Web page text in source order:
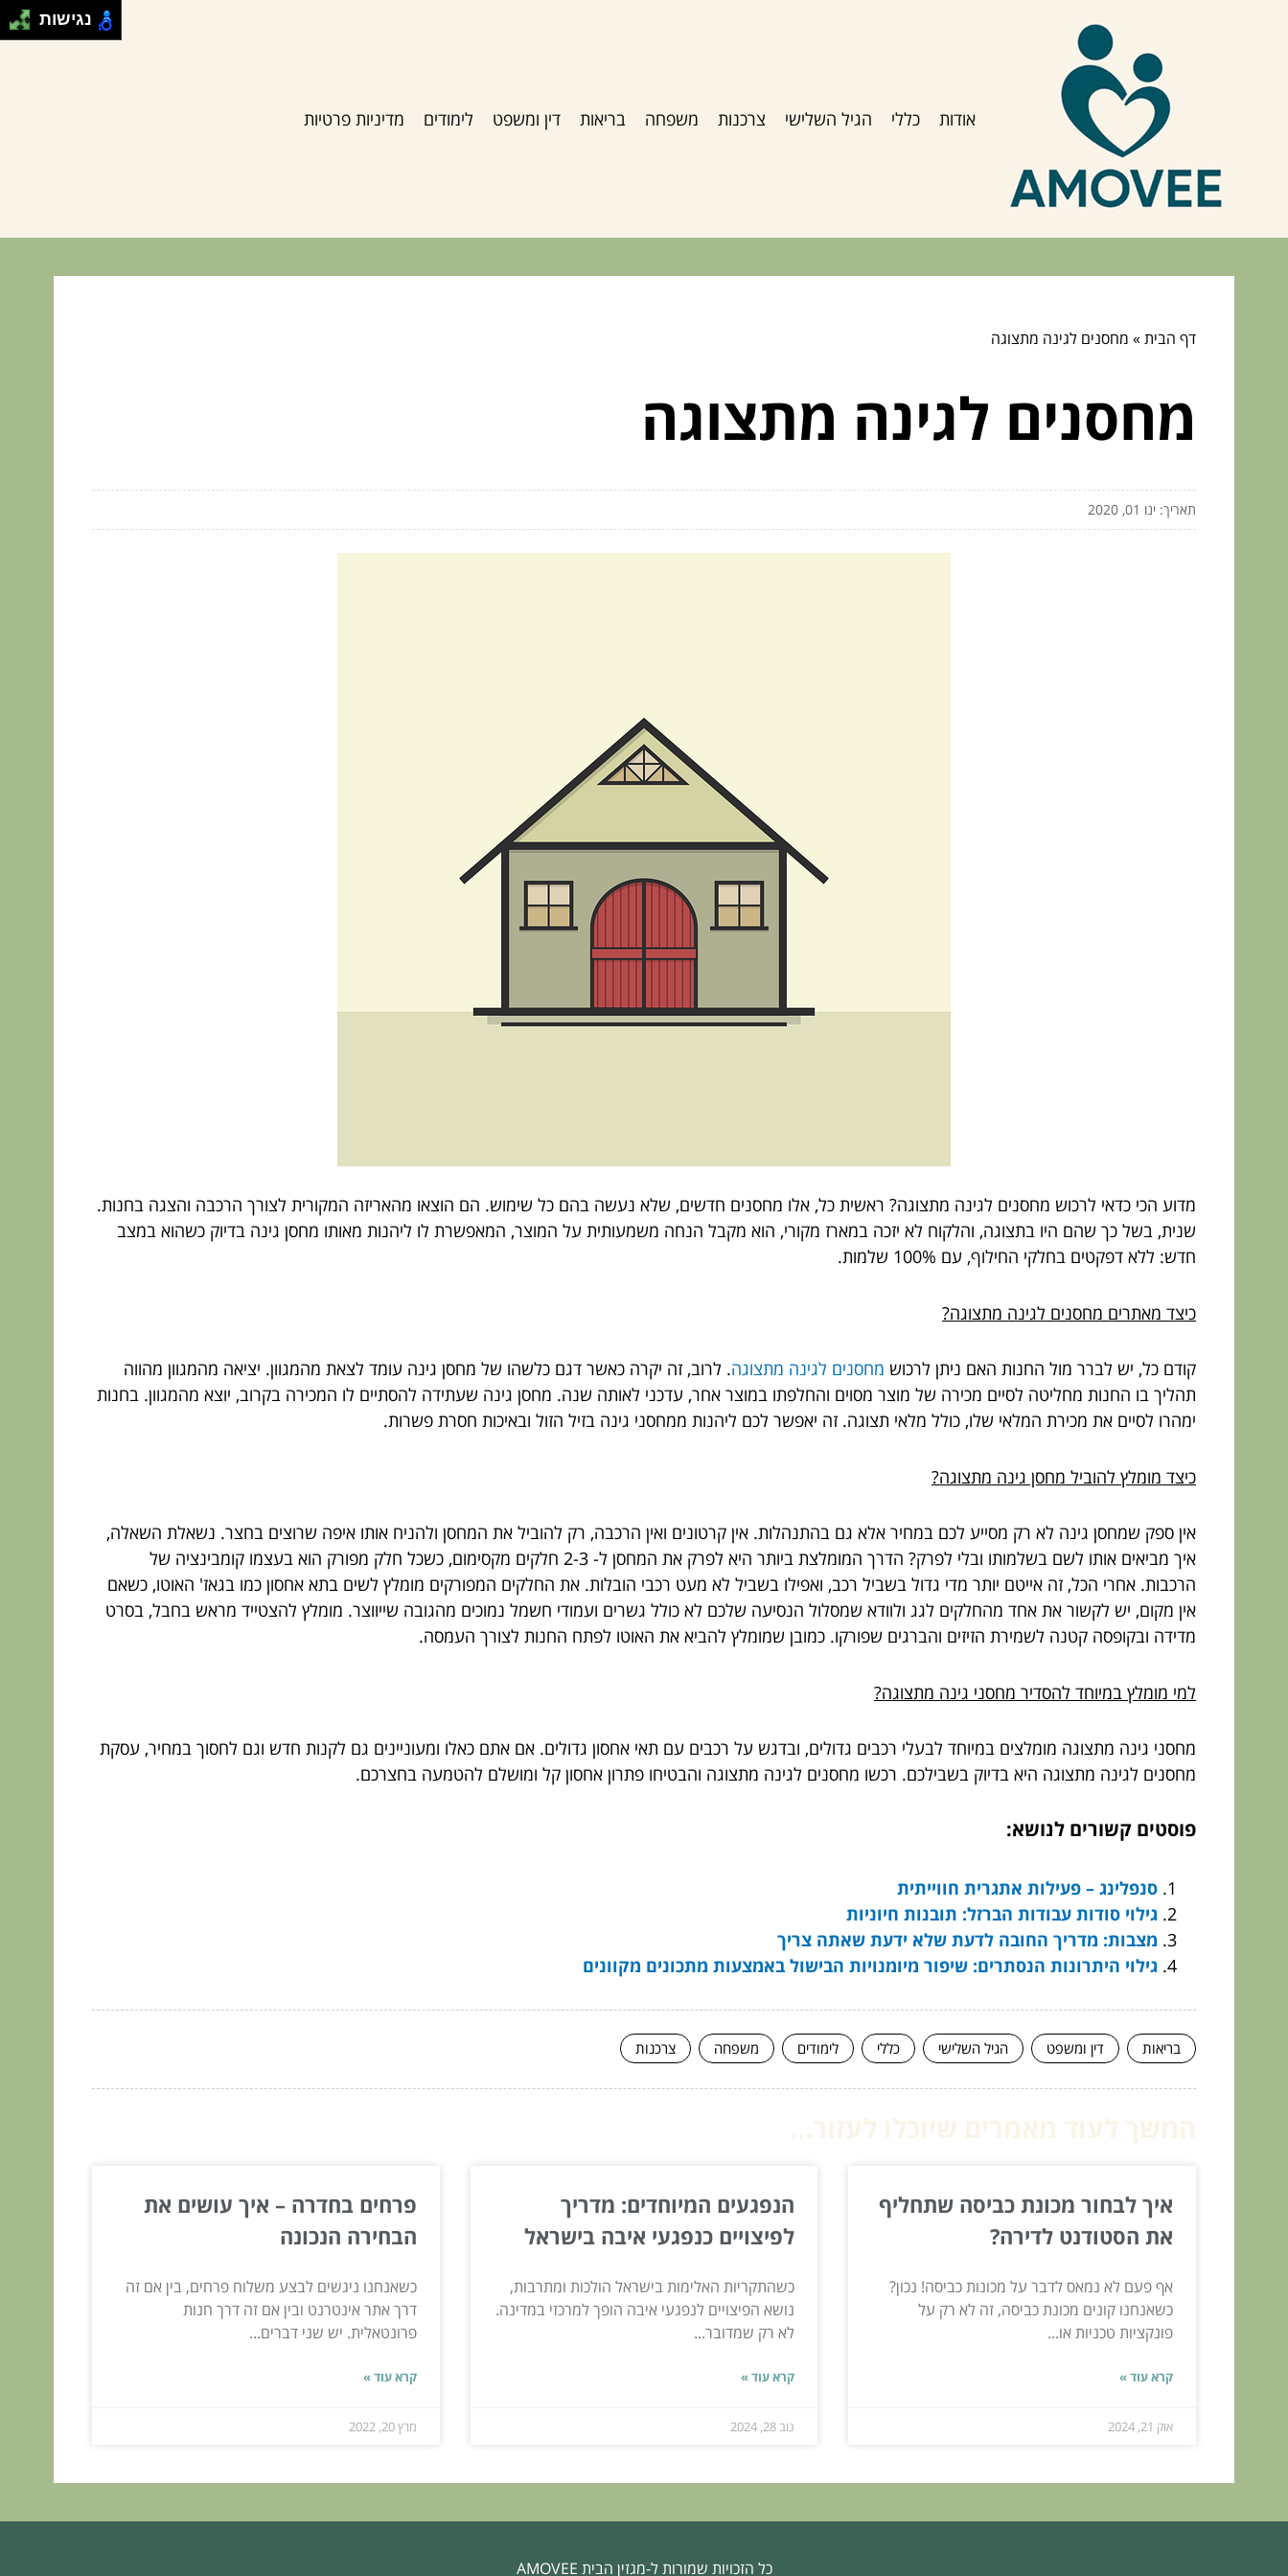
אודות כללי הגיל השלישי צרכנות משפחה בריאות דין ומשפט לימודים מדיניות פרטיות
דף הבית» מחסנים לגינה מתצוגה
מחסנים לגינה מתצוגה
תאריך: ינו 01, 2020
מדוע הכי כדאי לרכוש מחסנים לגינה מתצוגה? ראשית כל, אלו מחסנים חדשים, שלא נעשה בהם כל שימוש. הם הוצאו מהאריזה המקורית לצורך הרכבה והצגה בחנות.
שנית, בשל כך שהם היו בתצוגה, והלקוח לא יזכה במארז מקורי, הוא מקבל הנחה משמעותית על המוצר, המאפשרת לו ליהנות מאותו מחסן גינה בדיוק כשהוא במצב
חדש: ללא דפקטים בחלקי החילוף, עם 100% שלמות.
כיצד מאתרים מחסנים לגינה מתצוגה?
קודם כל, יש לברר מול החנות האם ניתן לרכוש מחסנים לגינה מתצוגה. לרוב, זה יקרה כאשר דגם כלשהו של מחסן גינה עומד לצאת מהמגוון. יציאה מהמגוון מהווה
תהליך בו החנות מחליטה לסיים מכירה של מוצר מסוים והחלפתו במוצר אחר, עדכני לאותה שנה. מחסן גינה שעתידה להסתיים לו המכירה בקרוב, יוצא מהמגוון. בחנות
ימהרו לסיים את מכירת המלאי שלו, כולל מלאי תצוגה. זה יאפשר לכם ליהנות ממחסני גינה בזיל הזול ובאיכות חסרת פשרות.
כיצד מומלץ להוביל מחסן גינה מתצוגה?
אין ספק שמחסן גינה לא רק מסייע לכם במחיר אלא גם בהתנהלות. אין קרטונים ואין הרכבה, רק להוביל את המחסן ולהניח אותו איפה שרוצים בחצר. נשאלת השאלה,
איך מביאים אותו לשם בשלמותו ובלי לפרק? הדרך המומלצת ביותר היא לפרק את המחסן ל- 2-3 חלקים מקסימום, כשכל חלק מפורק הוא בעצמו קומבינציה של
הרכבות. אחרי הכל, זה אייטם יותר מדי גדול בשביל רכב, ואפילו בשביל לא מעט רכבי הובלות. את החלקים המפורקים מומלץ לשים בתא אחסון כמו בגאז' האוטו, כשאם
אין מקום, יש לקשור את אחד מהחלקים לגג ולוודא שמסלול הנסיעה שלכם לא כולל גשרים ועמודי חשמל נמוכים מהגובה שייווצר. מומלץ להצטייד מראש בחבל, בסרט
מדידה ובקופסה קטנה לשמירת הזיזים והברגים שפורקו. כמובן שמומלץ להביא את האוטו לפתח החנות לצורך העמסה.
למי מומלץ במיוחד להסדיר מחסני גינה מתצוגה?
מחסני גינה מתצוגה מומלצים במיוחד לבעלי רכבים גדולים, ובדגש על רכבים עם תאי אחסון גדולים. אם אתם כאלו ומעוניינים גם לקנות חדש וגם לחסוך במחיר, עסקת
מחסנים לגינה מתצוגה היא בדיוק בשבילכם. רכשו מחסנים לגינה מתצוגה והבטיחו פתרון אחסון קל ומושלם להטמעה בחצרכם.
פוסטים קשורים לנושא:
סנפלינג – פעילות אתגרית חווייתית
גילוי סודות עבודות הברזל: תובנות חיוניות
מצבות: מדריך החובה לדעת שלא ידעת שאתה צריך
גילוי היתרונות הנסתרים: שיפור מיומנויות הבישול באמצעות מתכונים מקוונים
בריאות דין ומשפט הגיל השלישי כללי לימודים משפחה צרכנות
איך לבחור מכונת כביסה שתחליף
את הסטודנט לדירה?
אף פעם לא נמאס לדבר על מכונות כביסה! נכון?
כשאנחנו קונים מכונת כביסה, זה לא רק על
פונקציות טכניות או...
קרא עוד »
אוק 21, 2024
הנפגעים המיוחדים: מדריך
לפיצויים כנפגעי איבה בישראל
כשהתקריות האלימות בישראל הולכות ומתרבות,
נושא הפיצויים לנפגעי איבה הופך למרכזי במדינה.
לא רק שמדובר...
קרא עוד »
נוב 28, 2024
פרחים בחדרה – איך עושים את
הבחירה הנכונה
כשאנחנו ניגשים לבצע משלוח פרחים, בין אם זה
דרך אתר אינטרנט ובין אם זה דרך חנות
פרונטאלית. יש שני דברים...
קרא עוד »
מרץ 20, 2022
כל הזכויות שמורות ל-מגזין הבית AMOVEE
נגישות